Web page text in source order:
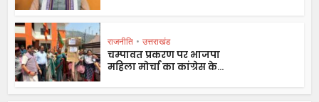
राजनीति • उत्तराखंड
चम्पावत प्रकरण पर भाजपा
महिला मोर्चा का कांग्रेस के...